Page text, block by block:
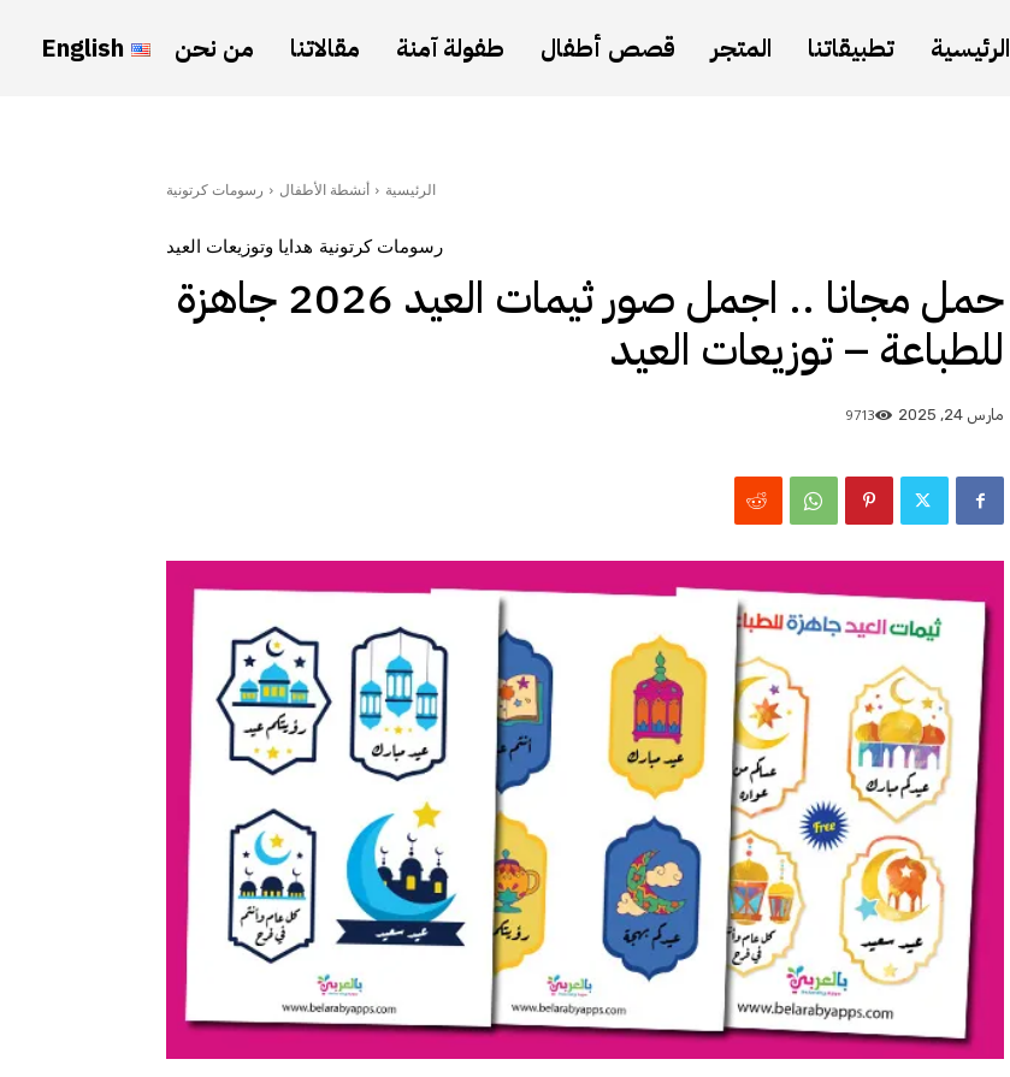
الرئيسية تطبيقاتنا المتجر قصص أطفال طفولة آمنة مقالاتنا من نحن English
الرئيسية أنشطة الأطفال رسومات كرتونية
رسومات كرتونية هدايا وتوزيعات العيد
حمل مجانا .. اجمل صور ثيمات العيد 2026 جاهزة
للطباعة – توزيعات العيد
مارس 24, 2025 9713